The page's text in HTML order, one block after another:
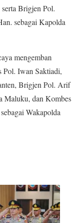
Brigjen Pol.
sebagai Kapolda
mengemban
Pol. Iwan Saktiadi,
Brigjen Pol. Arif
Maluku, dan Kombes
Wakapolda